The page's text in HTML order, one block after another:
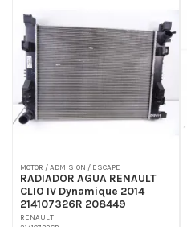
MOTOR / ADMISION / ESCAPE
RADIADOR AGUA RENAULT
CLIO IV Dynamique 2014
214107326R 208449
RENAULT